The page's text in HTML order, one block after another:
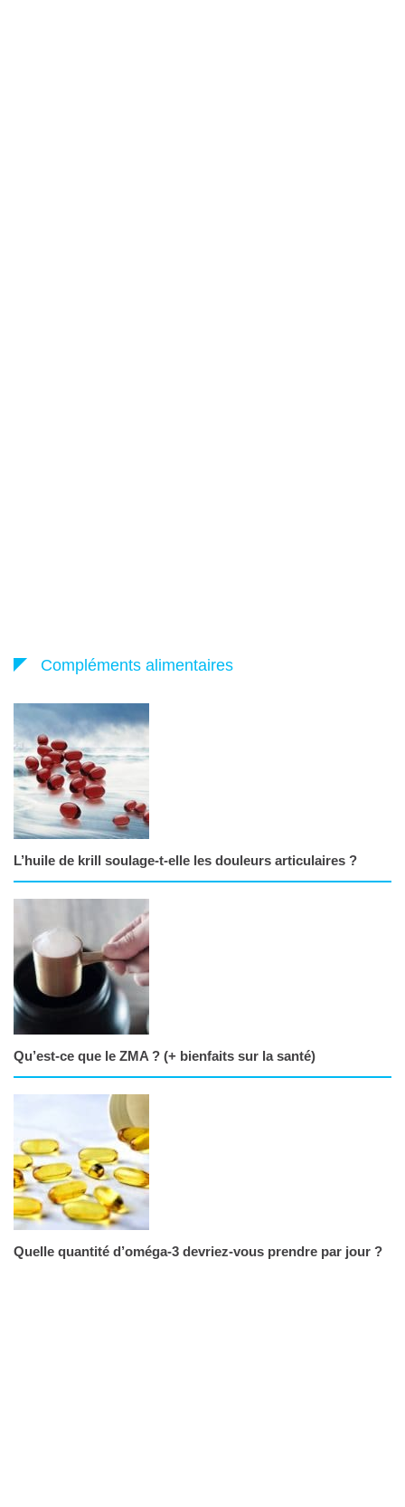
Compléments alimentaires
L’huile de krill soulage-t-elle les douleurs articulaires ?
Qu’est-ce que le ZMA ? (+ bienfaits sur la santé)
Quelle quantité d’oméga-3 devriez-vous prendre par jour ?